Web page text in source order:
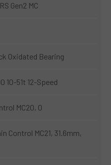
Gen2 MC
Oxidated Bearing
10-51t 12-Speed
MC20, 0
Control MC21, 31.6mm,